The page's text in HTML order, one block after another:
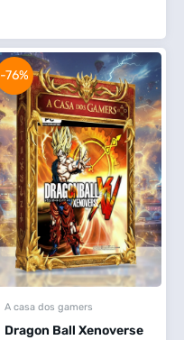
A casa dos gamers
Dragon Ball Xenoverse
-76%